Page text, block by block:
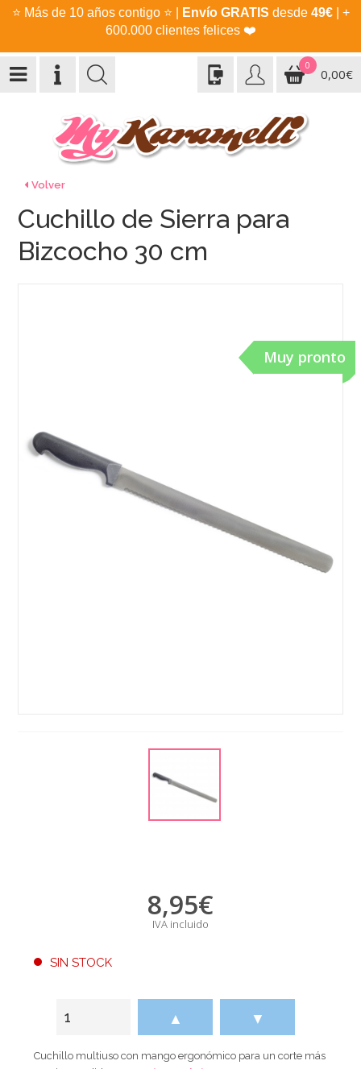
⭐ Más de 10 años contigo ⭐ Envío GRATIS desde 49€| +
600.000 clientes felices ❤️
0
0,00€
Volver
Muy pronto
Cuchillo de Sierra para
Bizcocho 30 cm
8,95€
IVA incluido
SIN STOCK
▲ ▼
Cuchillo multiuso con mango ergonómico para un corte más